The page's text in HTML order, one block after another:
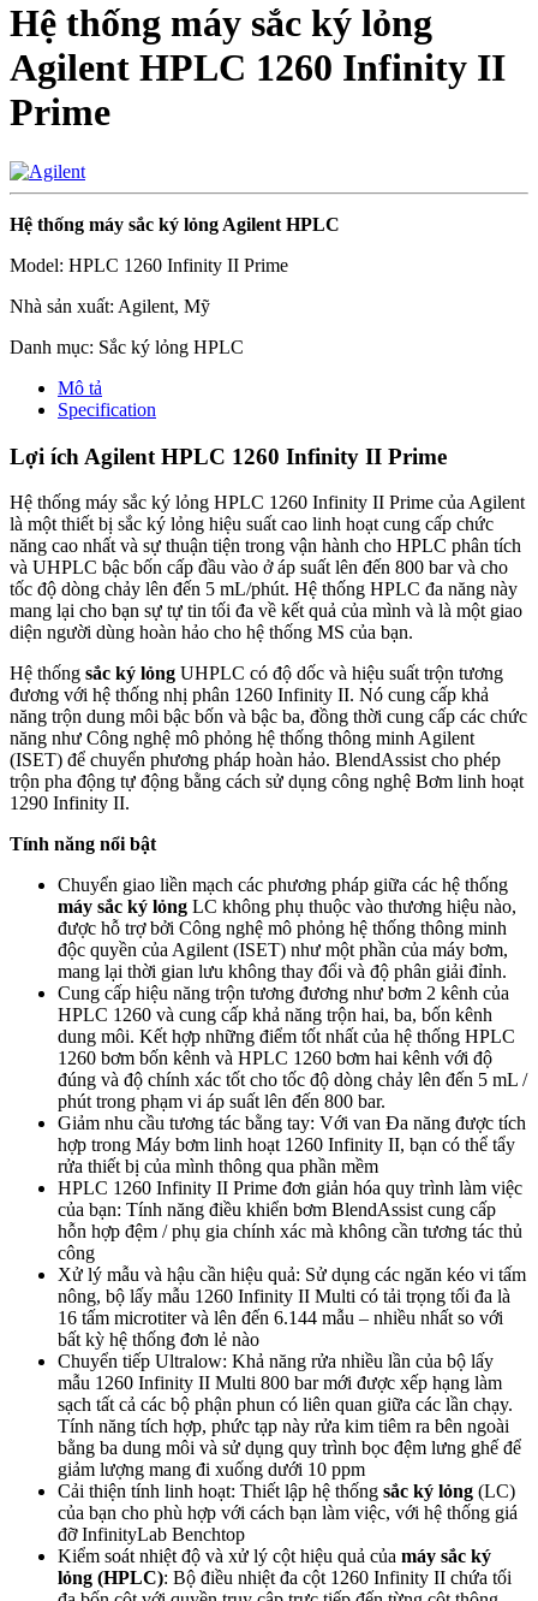
Hệ thống máy sắc ký lỏng
Agilent HPLC 1260 Infinity II
Prime
Hệ thống máy sắc ký lỏng Agilent HPLC
Model: HPLC 1260 Infinity II Prime
Nhà sản xuất: Agilent, Mỹ
Danh mục: Sắc ký lỏng HPLC
Mô tả
Specification
Lợi ích Agilent HPLC 1260 Infinity II Prime
Hệ thống máy sắc ký lỏng HPLC 1260 Infinity II Prime của Agilent
là một thiết bị sắc ký lỏng hiệu suất cao linh hoạt cung cấp chức
năng cao nhất và sự thuận tiện trong vận hành cho HPLC phân tích
và UHPLC bậc bốn cấp đầu vào ở áp suất lên đến 800 bar và cho
tốc độ dòng chảy lên đến 5 mL/phút. Hệ thống HPLC đa năng này
mang lại cho bạn sự tự tin tối đa về kết quả của mình và là một giao
diện người dùng hoàn hảo cho hệ thống MS của bạn.
Hệ thống sắc ký lỏng UHPLC có độ dốc và hiệu suất trộn tương
đương với hệ thống nhị phân 1260 Infinity II. Nó cung cấp khả
năng trộn dung môi bậc bốn và bậc ba, đồng thời cung cấp các chức
năng như Công nghệ mô phỏng hệ thống thông minh Agilent
(ISET) để chuyển phương pháp hoàn hảo. BlendAssist cho phép
trộn pha động tự động bằng cách sử dụng công nghệ Bơm linh hoạt
1290 Infinity II.
Tính năng nổi bật
Chuyển giao liền mạch các phương pháp giữa các hệ thống
máy sắc ký lỏng LC không phụ thuộc vào thương hiệu nào,
được hỗ trợ bởi Công nghệ mô phỏng hệ thống thông minh
độc quyền của Agilent (ISET) như một phần của máy bơm,
mang lại thời gian lưu không thay đổi và độ phân giải đỉnh.
Cung cấp hiệu năng trộn tương đương như bơm 2 kênh của
HPLC 1260 và cung cấp khả năng trộn hai, ba, bốn kênh
dung môi. Kết hợp những điểm tốt nhất của hệ thống HPLC
1260 bơm bốn kênh và HPLC 1260 bơm hai kênh với độ
đúng và độ chính xác tốt cho tốc độ dòng chảy lên đến 5 mL /
phút trong phạm vi áp suất lên đến 800 bar.
Giảm nhu cầu tương tác bằng tay: Với van Đa năng được tích
hợp trong Máy bơm linh hoạt 1260 Infinity II, bạn có thể tẩy
rửa thiết bị của mình thông qua phần mềm
HPLC 1260 Infinity II Prime đơn giản hóa quy trình làm việc
của bạn: Tính năng điều khiển bơm BlendAssist cung cấp
hỗn hợp đệm / phụ gia chính xác mà không cần tương tác thủ
công
Xử lý mẫu và hậu cần hiệu quả: Sử dụng các ngăn kéo vi tấm
nông, bộ lấy mẫu 1260 Infinity II Multi có tải trọng tối đa là
16 tấm microtiter và lên đến 6.144 mẫu – nhiều nhất so với
bất kỳ hệ thống đơn lẻ nào
Chuyển tiếp Ultralow: Khả năng rửa nhiều lần của bộ lấy
mẫu 1260 Infinity II Multi 800 bar mới được xếp hạng làm
sạch tất cả các bộ phận phun có liên quan giữa các lần chạy.
Tính năng tích hợp, phức tạp này rửa kim tiêm ra bên ngoài
bằng ba dung môi và sử dụng quy trình bọc đệm lưng ghế để
giảm lượng mang đi xuống dưới 10 ppm
Cải thiện tính linh hoạt: Thiết lập hệ thống sắc ký lỏng (LC)
của bạn cho phù hợp với cách bạn làm việc, với hệ thống giá
đỡ InfinityLab Benchtop
Kiểm soát nhiệt độ và xử lý cột hiệu quả của máy sắc ký
lỏng (HPLC): Bộ điều nhiệt đa cột 1260 Infinity II chứa tối